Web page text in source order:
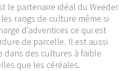
le partenaire idéal du Weeder
rangs de culture même si
d’adventices ce qui est
de parcelle. Il est aussi
dans des cultures à faible
que les céréales.